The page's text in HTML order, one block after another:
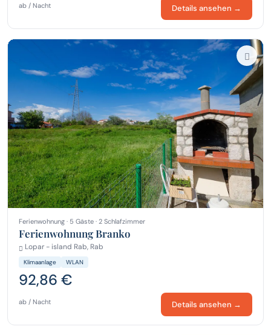
ab / Nacht Details ansehen →
Ferienwohnung · 5 Gäste · 2 Schlafzimmer
Ferienwohnung Branko
Lopar - island Rab, Rab
Klimaanlage WLAN
92,86 €
ab / Nacht Details ansehen →